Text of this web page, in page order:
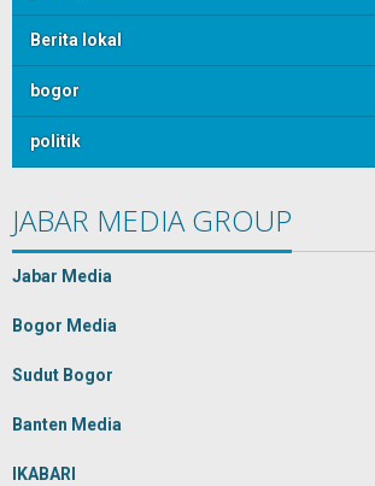
Berita lokal
bogor
politik
JABAR MEDIA GROUP
Jabar Media
Bogor Media
Sudut Bogor
Banten Media
IKABARI